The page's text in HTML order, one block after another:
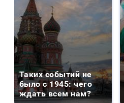
Таких событий не
было с 1945: чего
ждать всем нам?